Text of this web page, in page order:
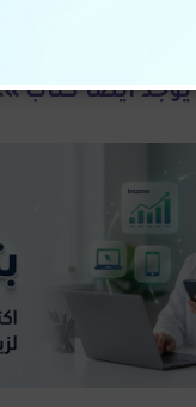
يوجد ايضا كتاب